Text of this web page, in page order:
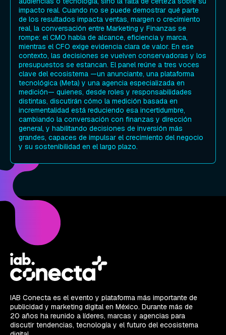
impacto real. Cuando no se puede demostrar qué parte
de los resultados impacta ventas, margen o crecimiento
real, la conversación entre Marketing y Finanzas se
rompe: el CMO habla de alcance, eficiencia y marca,
mientras el CFO exige evidencia clara de valor. En ese
contexto, las decisiones se vuelven conservadoras y los
presupuestos se estancan. El panel reúne a tres voces
clave del ecosistema —un anunciante, una plataforma
tecnológica (Meta) y una agencia especializada en
medición— quienes, desde roles y responsabilidades
distintas, discutirán cómo la medición basada en
incrementalidad está reduciendo esa incertidumbre,
cambiando la conversación con finanzas y dirección
general, y habilitando decisiones de inversión más
grandes, capaces de impulsar el crecimiento del negocio
y su sostenibilidad en el largo plazo.
IAB Conecta es el evento y plataforma más importante de
publicidad y marketing digital en México. Durante más de
20 años ha reunido a líderes, marcas y agencias para
discutir tendencias, tecnología y el futuro del ecosistema